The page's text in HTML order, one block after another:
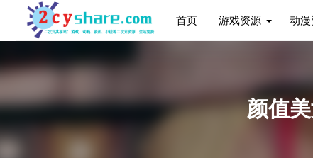
首页 游戏资源 动
颜值